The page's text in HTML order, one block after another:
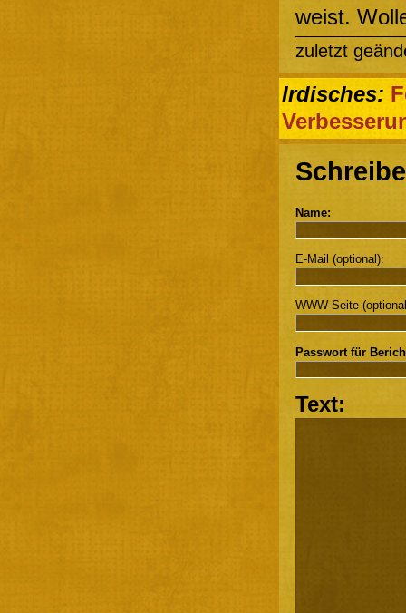
weist.
zuletzt
Irdisches:
Name:
E-Mail (optional):
WWW-Seite
Passwort für
Text: